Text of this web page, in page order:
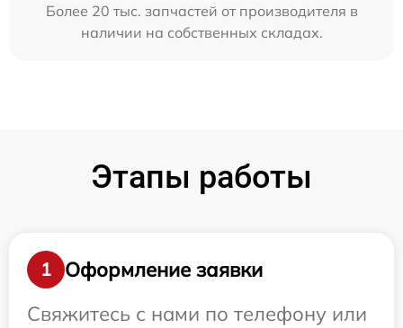
Более 20 тыс. запчастей от производителя в
наличии на собственных складах.
Этапы работы
1
Оформление заявки
Свяжитесь с нами по телефону или